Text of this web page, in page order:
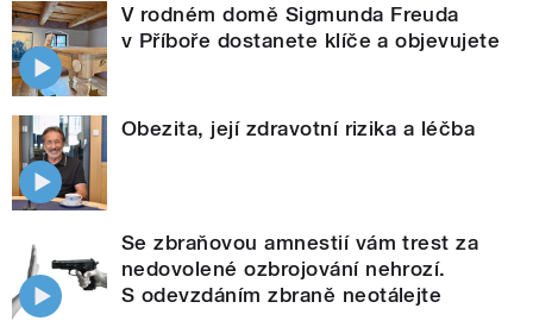
V rodném domě Sigmunda Freuda
v Příboře dostanete klíče a objevujete
Obezita, její zdravotní rizika a léčba
Se zbraňovou amnestií vám trest za
nedovolené ozbrojování nehrozí.
S odevzdáním zbraně neotálejte